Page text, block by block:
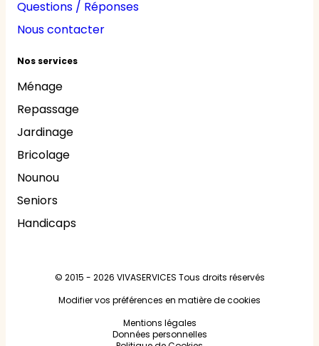
Questions / Réponses
Nous contacter
Nos services
Ménage
Repassage
Jardinage
Bricolage
Nounou
Seniors
Handicaps
© 2015 - 2026 VIVASERVICES Tous droits réservés
Modifier vos préférences en matière de cookies
Mentions légales
Données personnelles